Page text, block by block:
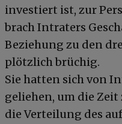
investiert ist, zur
brach Intraters
Beziehung zu den
plötzlich brüchig.
Sie hatten sich von
geliehen, um die
die Verteilung des